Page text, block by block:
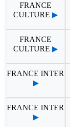
FRANCE
CULTURE ▶
FRANCE
CULTURE ▶
FRANCE INTER
▶
FRANCE INTER
▶